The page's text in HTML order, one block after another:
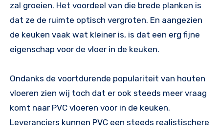
zal groeien. Het voordeel van die brede planken is
dat ze de ruimte optisch vergroten. En aangezien
de keuken vaak wat kleiner is, is dat een erg fijne
eigenschap voor de vloer in de keuken.
Ondanks de voortdurende populariteit van houten
vloeren zien wij toch dat er ook steeds meer vraag
komt naar PVC vloeren voor in de keuken.
Leveranciers kunnen PVC een steeds realistischere